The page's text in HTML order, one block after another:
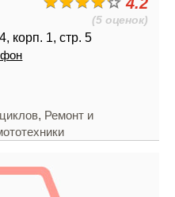
(5 оценок)
корп. 1, стр. 5
, Ремонт и